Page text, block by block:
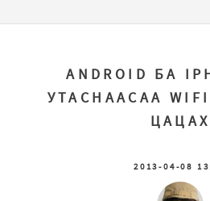
ANDROID БА
УТАСНААСАА
ЦАЦАХ
2013-04-08